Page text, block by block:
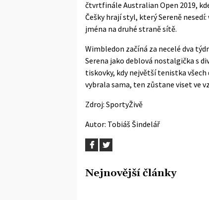
čtvrtfinále Australian Open 2019,
Češky hrají styl, který Sereně
jména na druhé straně sítě.
Wimbledon začíná za necelé dva
Serena jako deblová nostalgička s
tiskovky, kdy největší tenistka
vybrala sama, ten zůstane viset ve
Zdroj: SportyŽivě
Autor: Tobiáš Šindelář
Nejnovější články